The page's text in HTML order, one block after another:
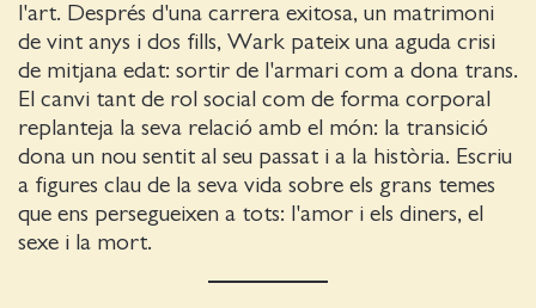
l'art. Després d'una carrera exitosa, un matrimoni
de vint anys i dos fills, Wark pateix una aguda crisi
de mitjana edat: sortir de l'armari com a dona trans.
El canvi tant de rol social com de forma corporal
replanteja la seva relació amb el món: la transició
dona un nou sentit al seu passat i a la història. Escriu
a figures clau de la seva vida sobre els grans temes
que ens persegueixen a tots: l'amor i els diners, el
sexe i la mort.